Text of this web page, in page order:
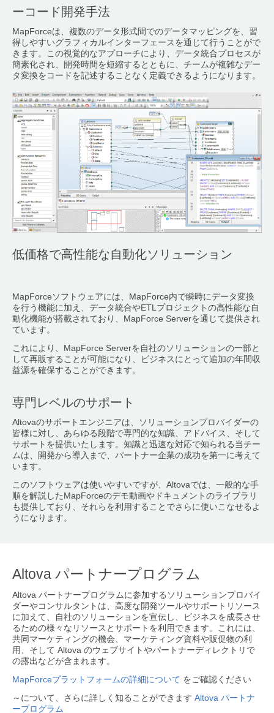
ーコード開発手法
MapForceは、複数のデータ形式間でのデータマッピングを、習
得しやすいグラフィカルインターフェースを通じて行うことがで
きます。この視覚的なアプローチにより、データ統合プロセスが
簡素化され、開発時間を短縮するとともに、チームが複雑なデー
タ変換をコードを記述することなく定義できるようになります。
低価格で高性能な自動化ソリューション
MapForceソフトウェアには、MapForce内で瞬時にデータ変換
を行う機能に加え、データ統合やETLプロジェクトの高性能な自
動化機能が搭載されており、MapForce Serverを通じて提供され
ています。
これにより、MapForce Serverを自社のソリューションの一部と
して再販することが可能になり、ビジネスにとって追加の年間収
益源を確保することができます。
専門レベルのサポート
Altovaのサポートエンジニアは、ソリューションプロバイダーの
皆様に対し、あらゆる段階で専門的な知識、アドバイス、そして
サポートを提供いたします。知識と迅速な対応で知られる当チー
ムは、開発から導入まで、パートナー企業の成功を第一に考えて
います。
このソフトウェアは使いやすいですが、Altovaでは、一般的な手
順を解説したMapForceのデモ動画やドキュメントのライブラリ
も提供しており、それらを利用することでさらに使いこなせるよ
うになります。
Altova パートナープログラム
Altova パートナープログラムに参加するソリューションプロバイ
ダーやコンサルタントは、高度な開発ツールやサポートリソース
に加えて、自社のソリューションを宣伝し、ビジネスを成長させ
るための様々なリソースとサポートを利用できます。これには、
共同マーケティングの機会、マーケティング資料や販促物の利
用、そして Altova のウェブサイトやパートナーディレクトリで
の露出などが含まれます。
MapForceプラットフォームの詳細について をご確認ください
～について、さらに詳しく知ることができます Altova パートナ
ープログラム